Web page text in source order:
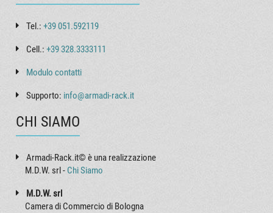
Tel.:+39 051.592119
Cell.:+39 328.3333111
Modulo contatti
Supporto: info@armadi-rack.it
CHI SIAMO
Armadi-Rack.it© è una realizzazione
M.D.W. srl - Chi Siamo
M.D.W. srl
Camera di Commercio di Bologna